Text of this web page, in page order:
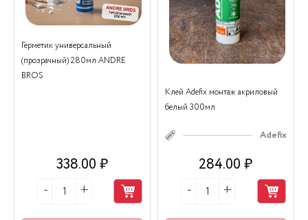
Герметик универсальный
(прозрачный) 280мл ANDRE
BROS
338.00 ₽
Клей Adefix монтаж акриловый
белый 300мл
Adefix
284.00 ₽